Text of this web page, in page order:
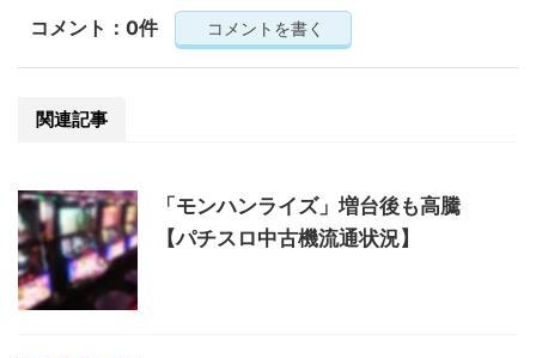
コメント：0件 コメントを書く
関連記事
「モンハンライズ」増台後も高騰
【パチスロ中古機流通状況】